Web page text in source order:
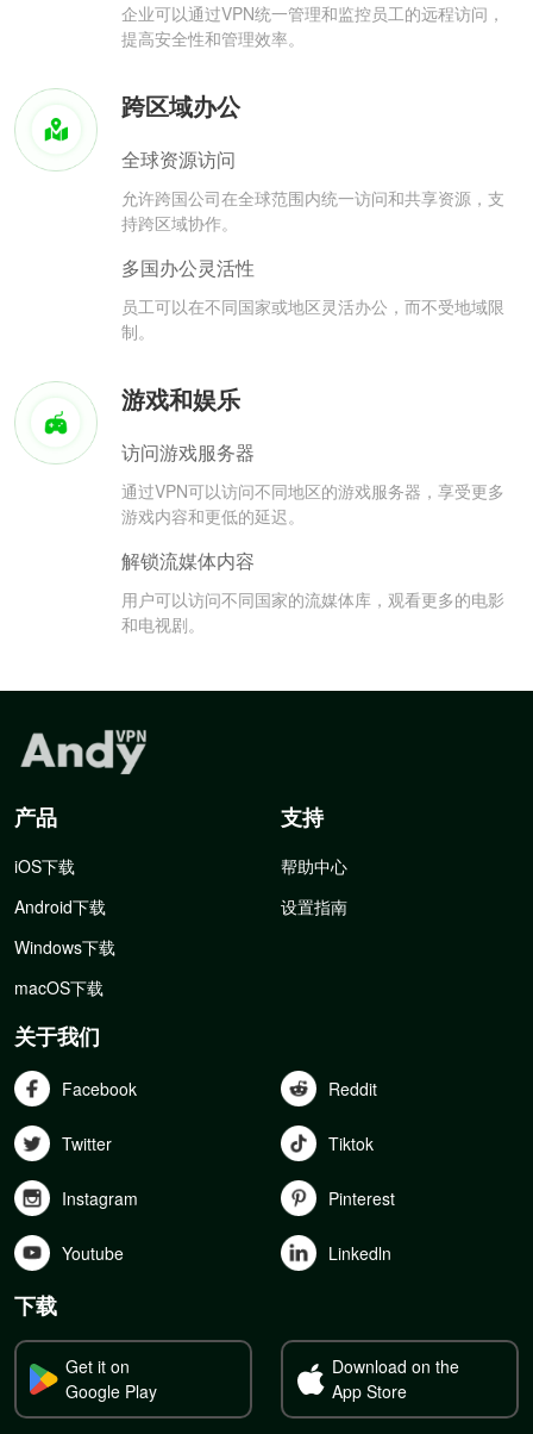
企业可以通过VPN统一管理和监控员工的远程访问，
提高安全性和管理效率。
跨区域办公
全球资源访问
允许跨国公司在全球范围内统一访问和共享资源，支
持跨区域协作。
多国办公灵活性
员工可以在不同国家或地区灵活办公，而不受地域限
制。
游戏和娱乐
访问游戏服务器
通过VPN可以访问不同地区的游戏服务器，享受更多
游戏内容和更低的延迟。
解锁流媒体内容
用户可以访问不同国家的流媒体库，观看更多的电影
和电视剧。
产品
iOS下载
Android下载
Windows下载
macOS下载
支持
帮助中心
设置指南
关于我们
Facebook Reddit
Twitter Tiktok
Instagram Pinterest
Youtube Linkedln
下载
Get it on
Google Play
Download on the
App Store